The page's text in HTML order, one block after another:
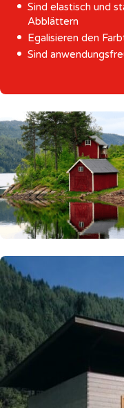
Sind elastisch und
Abblättern
Egalisieren den
Sind